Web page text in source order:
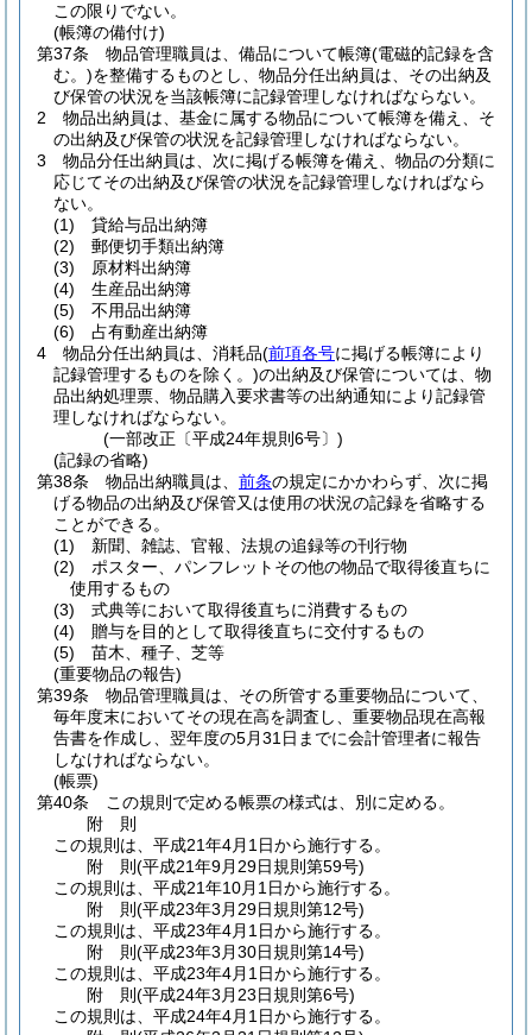
この限りでない。
(帳簿の備付け)
第37条
物品管理職員は、備品について帳簿(電磁的記録を含
む。)を整備するものとし、物品分任出納員は、その出納及
び保管の状況を当該帳簿に記録管理しなければならない。
2
物品出納員は、基金に属する物品について帳簿を備え、そ
の出納及び保管の状況を記録管理しなければならない。
3
物品分任出納員は、次に掲げる帳簿を備え、物品の分類に
応じてその出納及び保管の状況を記録管理しなければなら
ない。
(1)
貸給与品出納簿
(2)
郵便切手類出納簿
(3)
原材料出納簿
(4)
生産品出納簿
(5)
不用品出納簿
(6)
占有動産出納簿
4
物品分任出納員は、消耗品(前項各号に掲げる帳簿により
記録管理するものを除く。)の出納及び保管については、物
品出納処理票、物品購入要求書等の出納通知により記録管
理しなければならない。
(一部改正〔平成24年規則6号〕)
(記録の省略)
第38条
物品出納職員は、 前条の規定にかかわらず、次に掲
げる物品の出納及び保管又は使用の状況の記録を省略する
ことができる。
(1)
新聞、雑誌、官報、法規の追録等の刊行物
(2)
ポスター、パンフレットその他の物品で取得後直ちに
使用するもの
(3)
式典等において取得後直ちに消費するもの
(4)
贈与を目的として取得後直ちに交付するもの
(5)
苗木、種子、芝等
(重要物品の報告)
第39条
物品管理職員は、その所管する重要物品について、
毎年度末においてその現在高を調査し、重要物品現在高報
告書を作成し、翌年度の5月31日までに会計管理者に報告
しなければならない。
(帳票)
第40条
この規則で定める帳票の様式は、別に定める。
附 則
この規則は、平成21年4月1日から施行する。
附 則(平成21年9月29日規則第59号)
この規則は、平成21年10月1日から施行する。
附 則(平成23年3月29日規則第12号)
この規則は、平成23年4月1日から施行する。
附 則(平成23年3月30日規則第14号)
この規則は、平成23年4月1日から施行する。
附 則(平成24年3月23日規則第6号)
この規則は、平成24年4月1日から施行する。